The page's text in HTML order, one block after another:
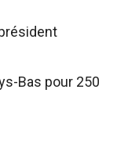
Bas pour 250